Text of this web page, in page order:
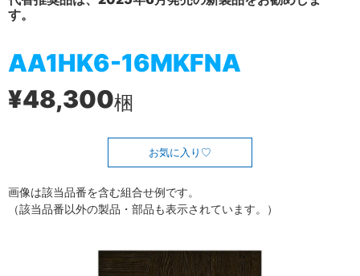
す。
AA1HK6-16MKFNA
¥48,300梱
お気に入り
画像は該当品番を含む組合せ例です。
（該当品番以外の製品・部品も表示されています。）